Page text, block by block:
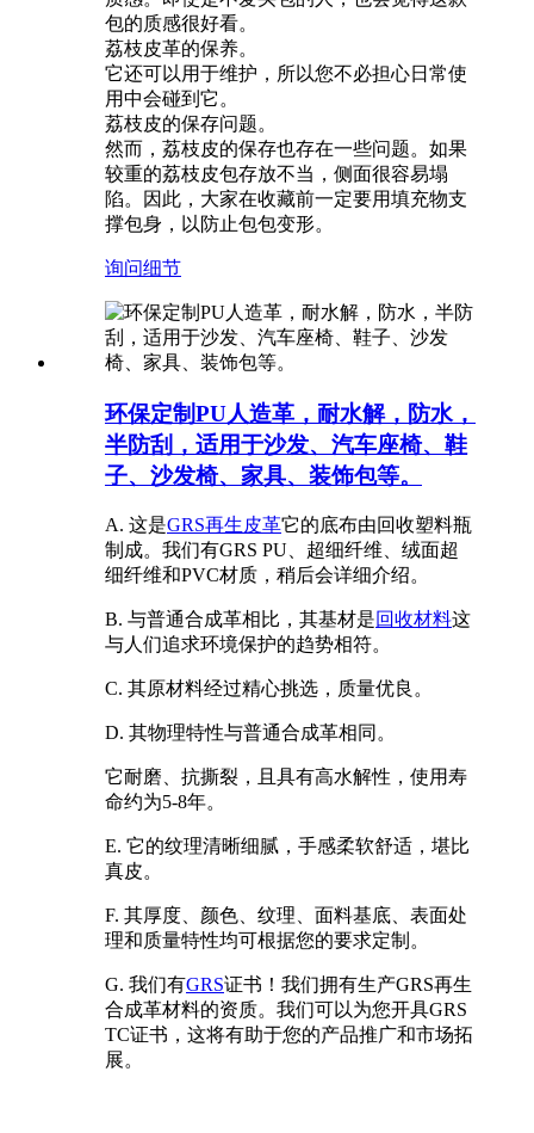
包的质感很好看。
荔枝皮革的保养。
它还可以用于维护，所以您不必担心日常使
用中会碰到它。
荔枝皮的保存问题。
然而，荔枝皮的保存也存在一些问题。如果
较重的荔枝皮包存放不当，侧面很容易塌
陷。因此，大家在收藏前一定要用填充物支
撑包身，以防止包包变形。
询问细节
环保定制PU人造革，耐水解，防水，
半防刮，适用于沙发、汽车座椅、鞋
子、沙发椅、家具、装饰包等。
A. 这是GRS再生皮革它的底布由回收塑料瓶
制成。我们有GRS PU、超细纤维、绒面超
细纤维和PVC材质，稍后会详细介绍。
B. 与普通合成革相比，其基材是回收材料这
与人们追求环境保护的趋势相符。
C. 其原材料经过精心挑选，质量优良。
D. 其物理特性与普通合成革相同。
它耐磨、抗撕裂，且具有高水解性，使用寿
命约为5-8年。
E. 它的纹理清晰细腻，手感柔软舒适，堪比
真皮。
F. 其厚度、颜色、纹理、面料基底、表面处
理和质量特性均可根据您的要求定制。
G. 我们有GRS证书！我们拥有生产GRS再生
合成革材料的资质。我们可以为您开具GRS
TC证书，这将有助于您的产品推广和市场拓
展。